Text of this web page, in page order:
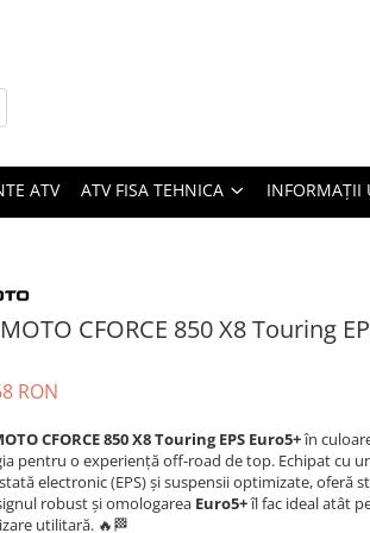
ATV ATV FISA TEHNICA INFORMAȚII
CFORCE 850 X8 Touring
RON
CFORCE 850 X8 Touring EPS Euro5+în
pentru o experiență off-road de top. Echipat cu
electronic (EPS) și suspensii optimizate, oferă
robust și omologarea Euro5+îl fac ideal atât
utilitară. 🔥🏁